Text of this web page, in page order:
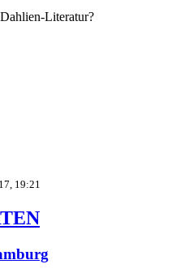
Literatur?
19:21